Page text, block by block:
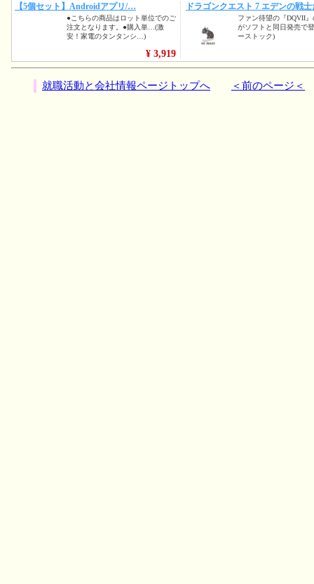
就職活動と会社情報ページトップへ ＜前のページ＜